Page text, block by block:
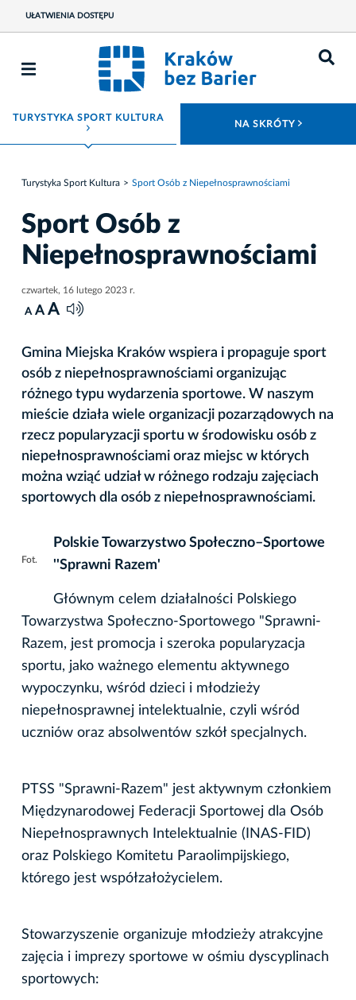
UŁATWIENIA DOSTĘPU
TURYSTYKA SPORT KULTURA
ROZWIŃ MENU NA SKRÓTY
Turystyka Sport Kultura Sport Osób z Niepełnosprawnościami
Sport Osób z
Niepełnosprawnościami
czwartek, 16 lutego 2023 r.
A A A
Gmina Miejska Kraków wspiera i propaguje sport
osób z niepełnosprawnościami organizując
różnego typu wydarzenia sportowe. W naszym
mieście działa wiele organizacji pozarządowych na
rzecz popularyzacji sportu w środowisku osób z
niepełnosprawnościami oraz miejsc w których
można wziąć udział w różnego rodzaju zajęciach
sportowych dla osób z niepełnosprawnościami.
Fot.
Polskie Towarzystwo Społeczno–Sportowe
''Sprawni Razem'
Głównym celem działalności Polskiego
Towarzystwa Społeczno-Sportowego "Sprawni-
Razem, jest promocja i szeroka popularyzacja
sportu, jako ważnego elementu aktywnego
wypoczynku, wśród dzieci i młodzieży
niepełnosprawnej intelektualnie, czyli wśród
uczniów oraz absolwentów szkół specjalnych.
PTSS "Sprawni-Razem" jest aktywnym członkiem
Międzynarodowej Federacji Sportowej dla Osób
Niepełnosprawnych Intelektualnie (INAS-FID)
oraz Polskiego Komitetu Paraolimpijskiego,
którego jest współzałożycielem.
Stowarzyszenie organizuje młodzieży atrakcyjne
zajęcia i imprezy sportowe w ośmiu dyscyplinach
sportowych: